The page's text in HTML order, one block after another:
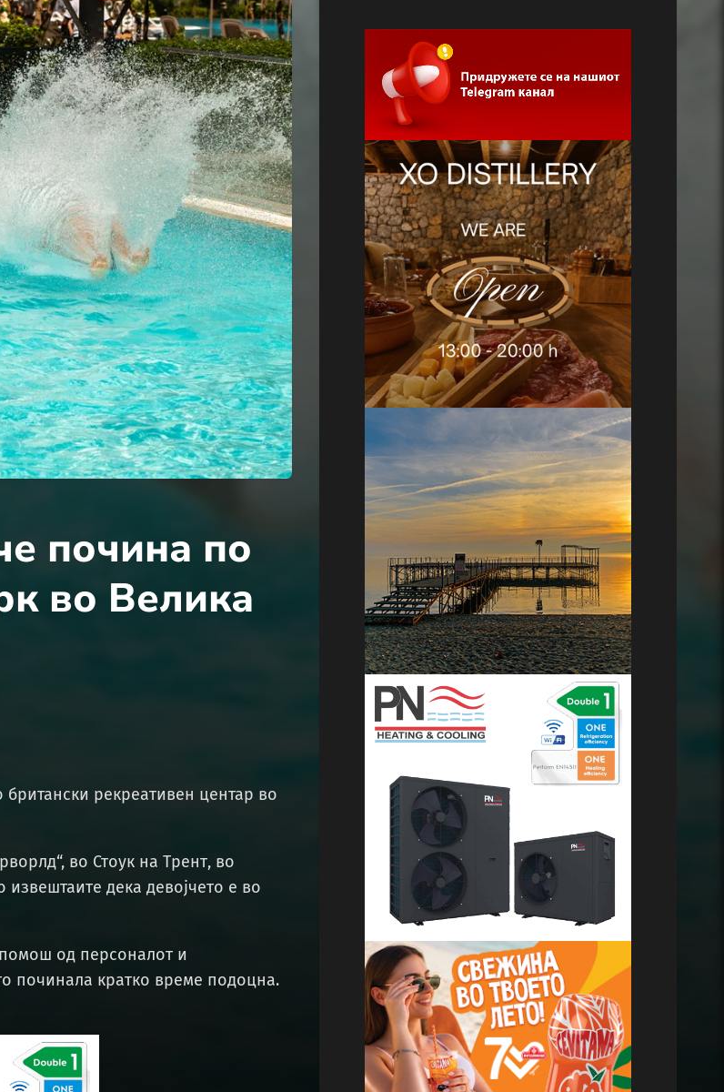
почина по
во Велика
рекреативен центар во
во Стоук на Трент, во
дека девојчето е во
од персоналот и
починала кратко време подоцна.